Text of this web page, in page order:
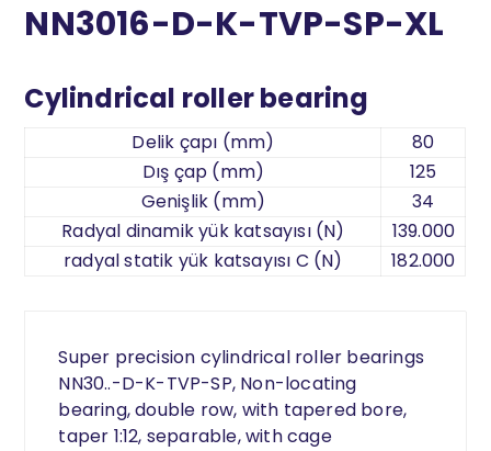
NN3016-D-K-TVP-SP-XL
Cylindrical roller bearing
Delik çapı (mm)
80
Dış çap (mm)
125
Genişlik (mm)
34
Radyal dinamik yük katsayısı (N)
139.000
radyal statik yük katsayısı C (N)
182.000
Super precision cylindrical roller bearings
NN30..-D-K-TVP-SP, Non-locating
bearing, double row, with tapered bore,
taper 1:12, separable, with cage